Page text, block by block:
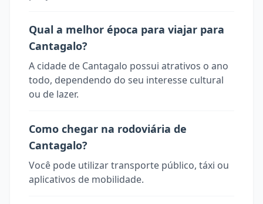
Qual a melhor época para viajar para
Cantagalo?
A cidade de Cantagalo possui atrativos o ano
todo, dependendo do seu interesse cultural
ou de lazer.
Como chegar na rodoviária de
Cantagalo?
Você pode utilizar transporte público, táxi ou
aplicativos de mobilidade.